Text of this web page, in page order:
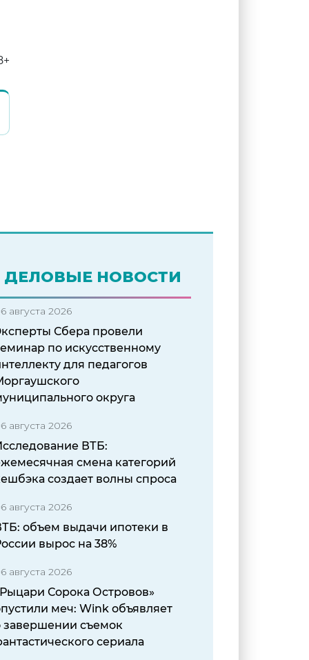
ДЕЛОВЫЕ НОВОСТИ
августа 2026
Сбера провели
по искусственному
для педагогов
округа
августа 2026
ВТБ:
смена категорий
создает волны спроса
августа 2026
объем выдачи ипотеки в
вырос на 38%
августа 2026
Сорока Островов»
меч: Wink объявляет
завершении съемок
сериала